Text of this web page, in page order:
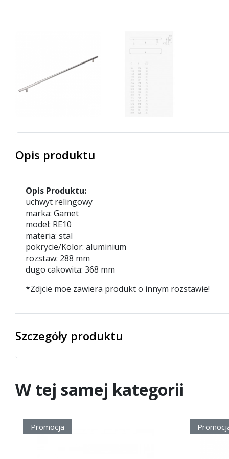
Opis produktu
Opis Produktu:
uchwyt relingowy
marka: Gamet
model: RE10
materia: stal
pokrycie/Kolor: aluminium
rozstaw: 288 mm
dugo cakowita: 368 mm
*Zdjcie moe zawiera produkt o innym rozstawie!
Szczegóły produktu
W tej samej kategorii
Promocja